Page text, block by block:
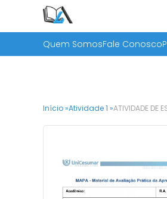
Quem SomosFale Conosco
Início »Atividade 1 »ATIVIDADE DE